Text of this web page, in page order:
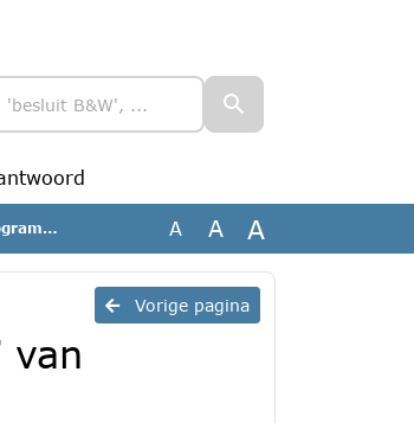
A A A
Vorige pagina
van